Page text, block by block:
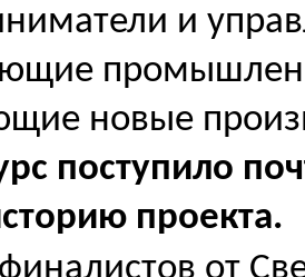
и
новые
поступило
проекта.
от